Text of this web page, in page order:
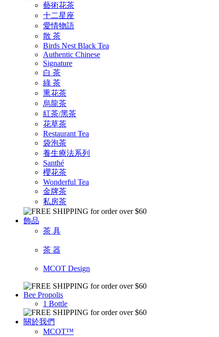
藝術花茶
十二星座
愛情物語
散 茶
Birds Nest Black Tea
Authentic Chinese
Signature
白 茶
綠 茶
熏花茶
烏龍茶
紅茶/黑茶
花草茶
Restaurant Tea
袋泡茶
養生療法系列
Santhé
櫻花茶
Wonderful Tea
金牌茶
私房茶
飾品
茶 具
茶 器
MCOT Design
Bee Propolis
1 Bottle
關於我們
MCOT™